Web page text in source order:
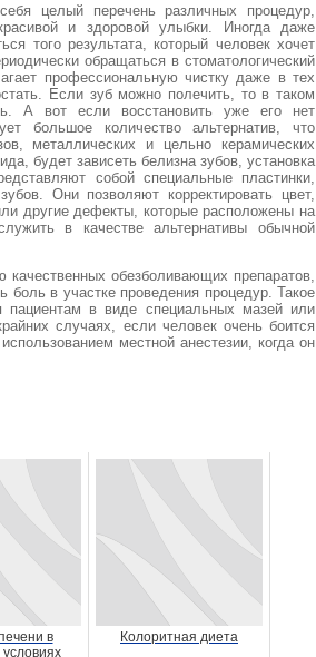
целый перечень различных процедур,
и здоровой улыбки. Иногда даже
того результата, который человек хочет
обращаться в стоматологический
профессиональную чистку даже в тех
Если зуб можно полечить, то в таком
А вот если восстановить уже его нет
большое количество альтернатив, что
металлических и цельно керамических
будет зависеть белизна зубов, установка
собой специальные пластинки,
Они позволяют корректировать цвет,
другие дефекты, которые расположены на
в качестве альтернативы обычной
обезболивающих препаратов,
боль в участке проведения процедур. Такое
пациентам в виде специальных мазей или
случаях, если человек очень боится
местной анестезии, когда он
в
Колоритная диета